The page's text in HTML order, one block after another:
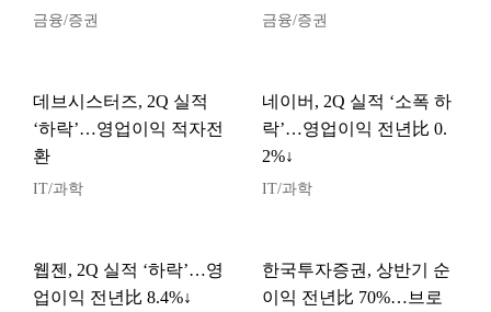
금융/증권 금융/증권
데브시스터즈, 2Q 실적
‘하락’…영업이익 적자전
환
IT/과학
네이버, 2Q 실적 ‘소폭 하
락’…영업이익 전년比 0.
2%↓
IT/과학
웹젠, 2Q 실적 ‘하락’…영
업이익 전년比 8.4%↓
한국투자증권, 상반기 순
이익 전년比 70%…브로